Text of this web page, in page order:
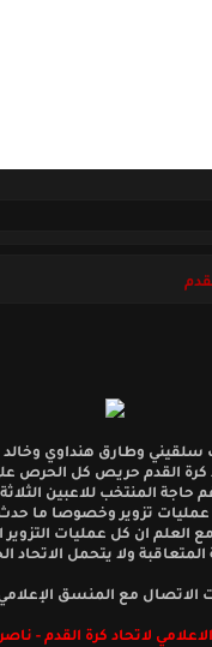
سلقيني وطارق هنداوي وخالد
كرة القدم حريص كل الحرص
حاجة المنتخب للاعبين
عمليات تزوير وخصوصا ما
العلم ان كل عمليات
المتعاقبة ولا يتحمل الاتحاد
الاتصال مع المنسق الإعلامي
لاتحاد كرة القدم - ناصر